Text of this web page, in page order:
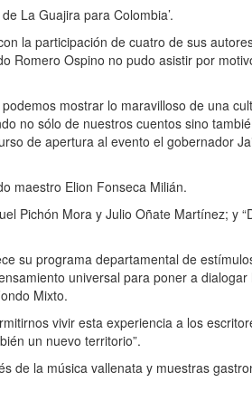
La Guajira para Colombia’.
la participación de cuatro de sus
Romero Ospino no pudo asistir por
mostrar lo maravilloso de una
no sólo de nuestros cuentos sino
de apertura al evento el gobernador
maestro Elion Fonseca Milián.
Pichón Mora y Julio Oñate Martínez; y
su programa departamental de
universal para poner a dialogar
Mixto.
vivir esta experiencia a los
un nuevo territorio”.
de la música vallenata y muestras